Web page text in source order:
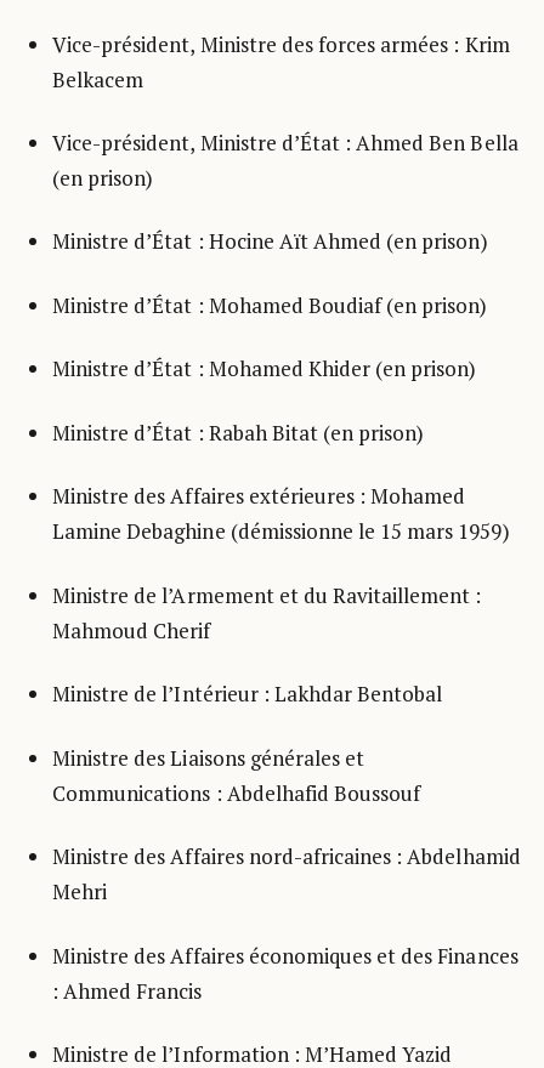
Vice-président, Ministre des forces armées : Krim
Belkacem
Vice-président, Ministre d’État : Ahmed Ben Bella
(en prison)
Ministre d’État : Hocine Aït Ahmed (en prison)
Ministre d’État : Mohamed Boudiaf (en prison)
Ministre d’État : Mohamed Khider (en prison)
Ministre d’État : Rabah Bitat (en prison)
Ministre des Affaires extérieures : Mohamed
Lamine Debaghine (démissionne le 15 mars 1959)
Ministre de l’Armement et du Ravitaillement :
Mahmoud Cherif
Ministre de l’Intérieur : Lakhdar Bentobal
Ministre des Liaisons générales et
Communications : Abdelhafid Boussouf
Ministre des Affaires nord-africaines : Abdelhamid
Mehri
Ministre des Affaires économiques et des Finances
: Ahmed Francis
Ministre de l’Information : M’Hamed Yazid